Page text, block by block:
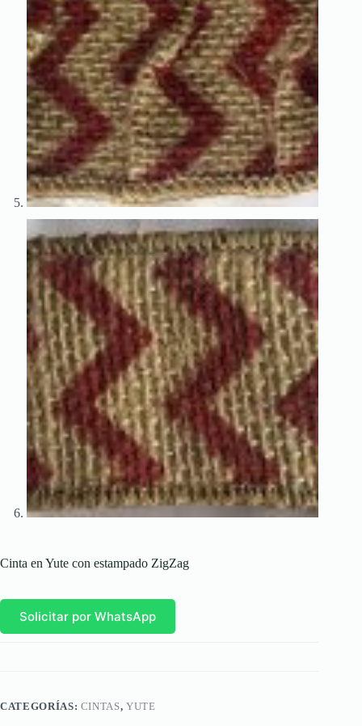
Cinta en Yute con estampado ZigZag
Solicitar por WhatsApp
CATEGORÍAS: CINTAS,YUTE